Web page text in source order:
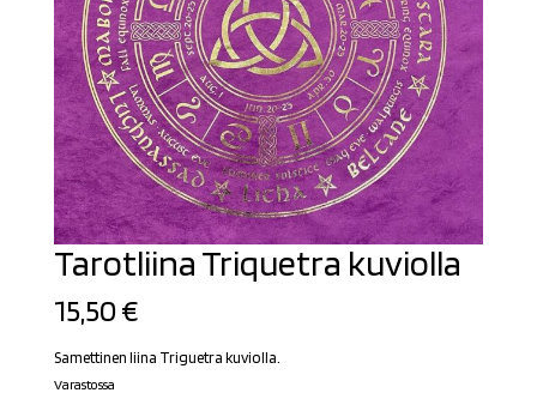
Tarotliina Triquetra kuviolla
15,50€
Samettinen liina Triguetra kuviolla.
Varastossa